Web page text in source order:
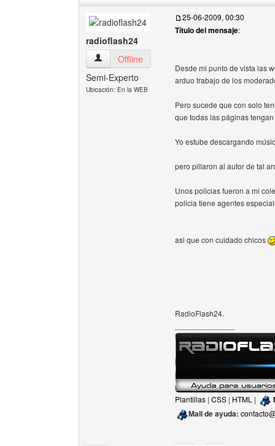
radioflash24
radioflash24 Ver perfil del usuario
Offline
Semi-Experto
Ubicación: En la WEB
25-06-2009, 00:30
Título del mensaje:
Desde mi punto de vista las
arduo trabajo de los
Pero sucede que con solo
que todas las páginas
Yo estube descargando
pero pillaron al autor de tal
Unos policias fueron a mi
policia tiene agentes
asi que con cuidado chicos
RadioFlash24.
Plantillas | CSS | HTML |
Mail de ayuda: